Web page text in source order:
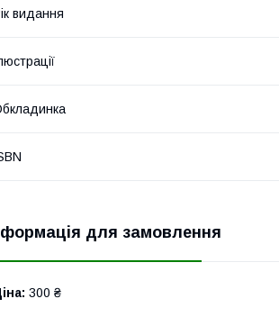
видання
для замовлення
300 ₴